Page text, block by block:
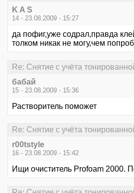
K A S
14 - 23.08.2009 - 15:27
да пофиг,уже содрал,правда
толком никак не могу,чем
Re: Снятие с учёта
бабай
15 - 23.08.2009 - 15:36
Растворитель поможет
Re: Снятие с учёта
r00tstyle
16 - 23.08.2009 - 15:42
Ищи очиститель Profoam 2000.